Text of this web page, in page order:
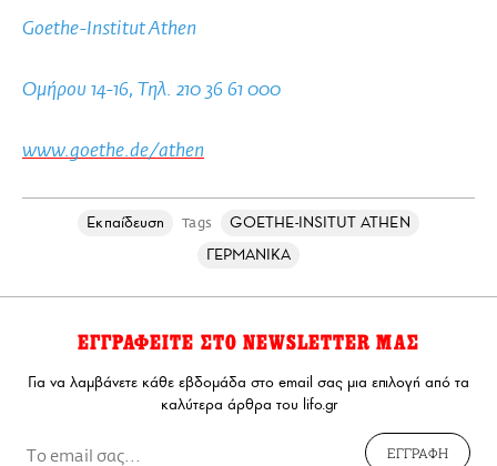
Goethe-Institut Athen
Ομήρου 14-16, Τηλ. 210 36 61 000
www.goethe.de/athen
Εκπαίδευση Tags
GOETHE-INSITUT ATHEN
ΓΕΡΜΑΝΙΚΑ
ΕΓΓΡΑΦΕΙΤΕ ΣΤΟ NEWSLETTER ΜΑΣ
Για να λαμβάνετε κάθε εβδομάδα στο email σας μια επιλογή από τα
καλύτερα άρθρα του lifo.gr
ΕΓΓΡΑΦΗ